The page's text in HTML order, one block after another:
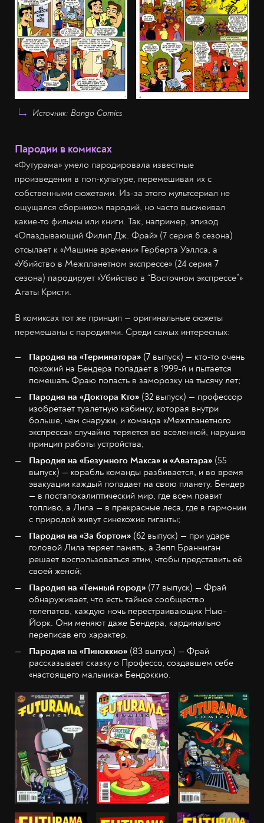
Источник: Bongo Comics
Пародии в комиксах
«Футурама» умело пародировала известные
произведения в поп-культуре, перемешивая их с
собственными сюжетами. Из-за этого мультсериал не
ощущался сборником пародий, но часто высмеивал
какие-то фильмы или книги. Так, например, эпизод
«Опаздывающий Филип Дж. Фрай» (7 серия 6 сезона)
отсылает к «Машине времени» Герберта Уэллса, а
«Убийство в Межпланетном экспрессе» (24 серия 7
сезона) пародирует «Убийство в “Восточном экспрессе”»
Агаты Кристи.
В комиксах тот же принцип — оригинальные сюжеты
перемешаны с пародиями. Среди самых интересных:
Пародия на «Терминатора» (7 выпуск) — кто-то очень
похожий на Бендера попадает в 1999-й и пытается
помешать Фраю попасть в заморозку на тысячу лет;
Пародия на «Доктора Кто» (32 выпуск) — профессор
изобретает туалетную кабинку, которая внутри
больше, чем снаружи, и команда «Межпланетного
экспресса» случайно теряется во вселенной, нарушив
принцип работы устройства;
Пародия на «Безумного Макса» и «Аватара» (55
выпуск) — корабль команды разбивается, и во время
эвакуации каждый попадает на свою планету. Бендер
— в постапокалиптический мир, где всем правит
топливо, а Лила — в прекрасные леса, где в гармонии
с природой живут синекожие гиганты;
Пародия на «За бортом» (62 выпуск) — при ударе
головой Лила теряет память, а Зепп Бранниган
решает воспользоваться этим, чтобы представить её
своей женой;
Пародия на «Темный город» (77 выпуск) — Фрай
обнаруживает, что есть тайное сообщество
телепатов, каждую ночь перестраивающих Нью-
Йорк. Они меняют даже Бендера, кардинально
переписав его характер.
Пародия на «Пиноккио» (83 выпуск) — Фрай
рассказывает сказку о Профессо, создавшем себе
«настоящего мальчика» Бендоккио.